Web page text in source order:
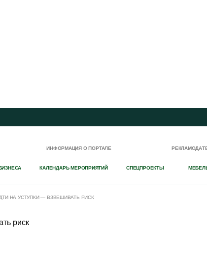
ИНФОРМАЦИЯ О ПОРТАЛЕ
КАЛЕНДАРЬ МЕРОПРИЯТИЙ СПЕЦПРОЕКТЫ
НА УСТУПКИ — ВЗВЕШИВАТЬ РИСК